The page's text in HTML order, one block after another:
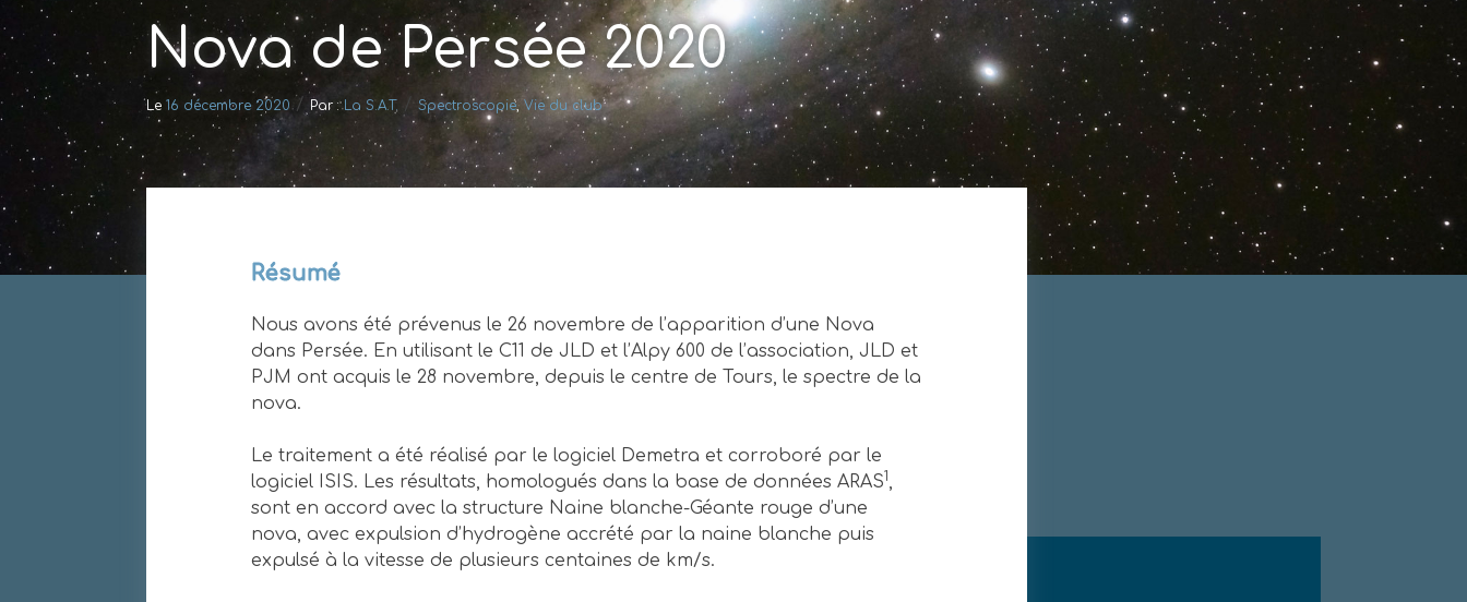
Nova de Persée 2020
Le16 décembre 2020 / Par :La S.A.T. /Spectroscopie,Vie du club
Résumé
Nous avons été prévenus le 26 novembre de l’apparition d’une Nova
dans Persée. En utilisant le C11 de JLD et l’Alpy 600 de l’association, JLD et
PJM ont acquis le 28 novembre, depuis le centre de Tours, le spectre de la
nova.
Le traitement a été réalisé par le logiciel Demetra et corroboré par le
logiciel ISIS. Les résultats, homologués dans la base de données ARAS1,
sont en accord avec la structure Naine blanche-Géante rouge d’une
nova, avec expulsion d’hydrogène accrété par la naine blanche puis
expulsé à la vitesse de plusieurs centaines de km/s.